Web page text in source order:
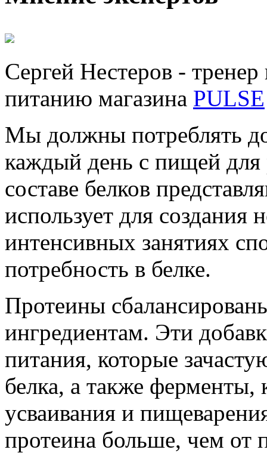
Сергей Нестеров -
питанию магазина PULSE
Мы должны потреблять
каждый день с пищей
составе белков
использует для
интенсивных занятиях
потребность в белке.
Протеины
ингредиентам. Эти
питания, которые
белка, а также ферменты,
усваивания и
протеина больше, чем от